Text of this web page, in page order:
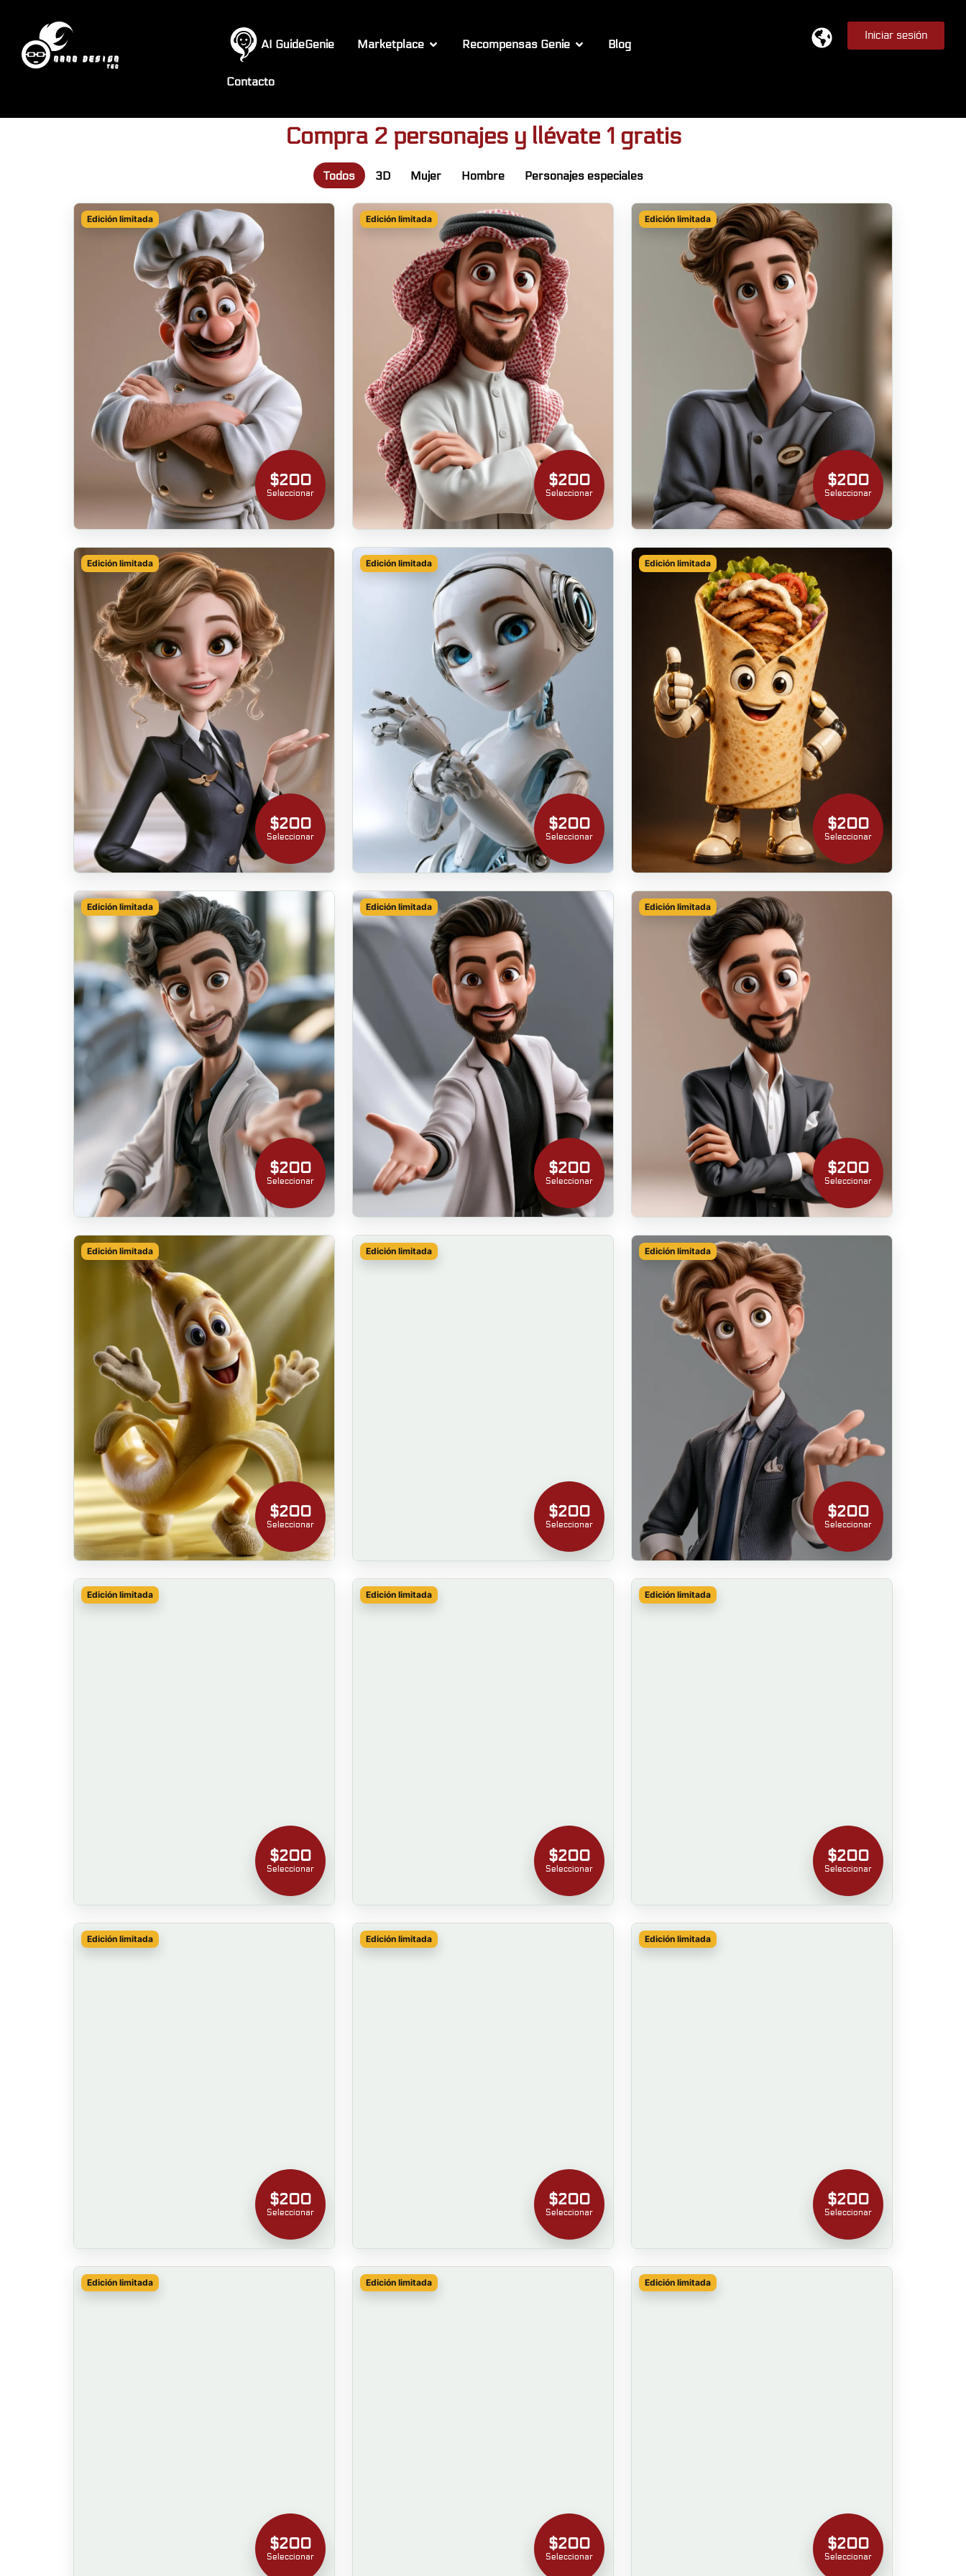
AI GuideGenie Marketplace Recompensas Genie Blog
Contacto
Iniciar sesión
Compra 2 personajes y llévate 1 gratis
Todos 3D Mujer Hombre Personajes especiales
Edición limitada
$200
Seleccionar
Edición limitada
$200
Seleccionar
Edición limitada
$200
Seleccionar
Edición limitada
$200
Seleccionar
Edición limitada
$200
Seleccionar
Edición limitada
$200
Seleccionar
Edición limitada
$200
Seleccionar
Edición limitada
$200
Seleccionar
Edición limitada
$200
Seleccionar
Edición limitada
$200
Seleccionar
Edición limitada
$200
Seleccionar
Edición limitada
$200
Seleccionar
Edición limitada
$200
Seleccionar
Edición limitada
$200
Seleccionar
Edición limitada
$200
Seleccionar
Edición limitada
$200
Seleccionar
Edición limitada
$200
Seleccionar
Edición limitada
$200
Seleccionar
Edición limitada
$200
Seleccionar
Edición limitada
$200
Seleccionar
Edición limitada
$200
Seleccionar